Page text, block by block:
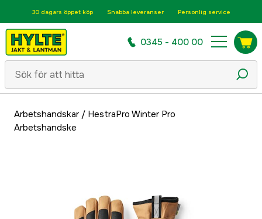
30 dagars öppet köp Snabba leveranser Personlig service
0345 - 400 00
Arbetshandskar/ HestraPro Winter Pro
Arbetshandske